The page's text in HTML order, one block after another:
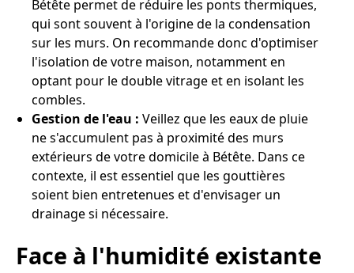
Bétête permet de réduire les ponts thermiques,
qui sont souvent à l'origine de la condensation
sur les murs. On recommande donc d'optimiser
l'isolation de votre maison, notamment en
optant pour le double vitrage et en isolant les
combles.
Gestion de l'eau : Veillez que les eaux de pluie
ne s'accumulent pas à proximité des murs
extérieurs de votre domicile à Bétête. Dans ce
contexte, il est essentiel que les gouttières
soient bien entretenues et d'envisager un
drainage si nécessaire.
Face à l'humidité existante